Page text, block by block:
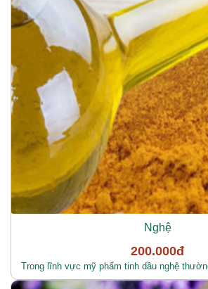
Nghệ
200.000đ
Trong lĩnh vực mỹ phẩm tinh dầu nghệ